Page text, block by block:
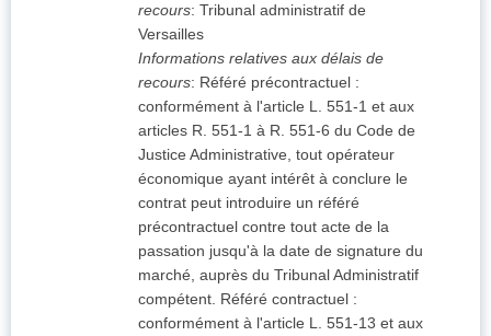
recours: Tribunal administratif de
Versailles
Informations relatives aux délais de
recours: Référé précontractuel :
conformément à l'article L. 551-1 et aux
articles R. 551-1 à R. 551-6 du Code de
Justice Administrative, tout opérateur
économique ayant intérêt à conclure le
contrat peut introduire un référé
précontractuel contre tout acte de la
passation jusqu'à la date de signature du
marché, auprès du Tribunal Administratif
compétent. Référé contractuel :
conformément à l'article L. 551-13 et aux